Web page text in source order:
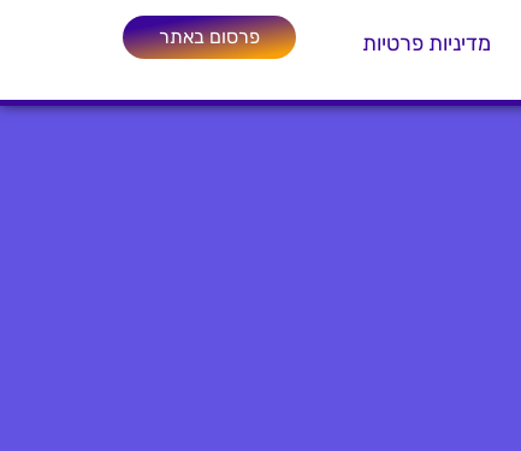
מדיניות פרטיות פרסום באתר